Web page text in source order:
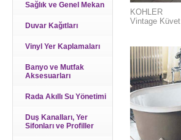
Sağlık ve Genel Mekan
Duvar Kağıtları
Vinyl Yer Kaplamaları
Banyo ve Mutfak
Aksesuarları
Rada Akıllı Su Yönetimi
Duş Kanalları, Yer
Sifonları ve Profiller
KOHLER
Vintage Küvet